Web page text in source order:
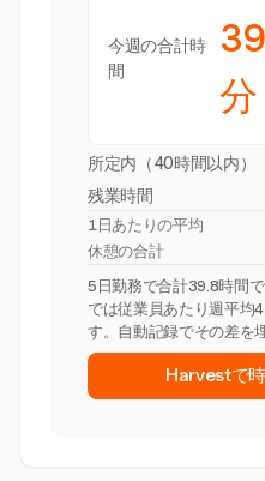
今週の合計時
間
分
所定内（40時間以内）
残業時間
1日あたりの平均
休憩の合計
5日勤務で合計39.8時間
では従業員あたり週平均
す。自動記録でその差を
Harvestで